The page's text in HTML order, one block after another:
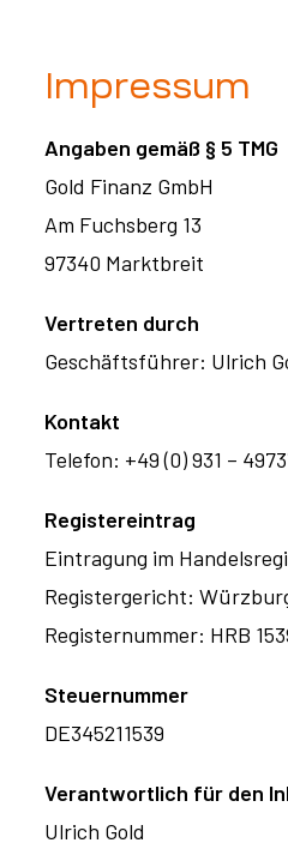
Impressum
Angaben gemäß § 5 TMG
Gold Finanz GmbH
Am Fuchsberg 13
97340 Marktbreit
Vertreten durch
Geschäftsführer: Ulrich
Kontakt
Telefon: +49 (0) 931 –
Registereintrag
Eintragung im
Registergericht:
Registernummer: HRB
Steuernummer
DE345211539
Verantwortlich für den
Ulrich Gold